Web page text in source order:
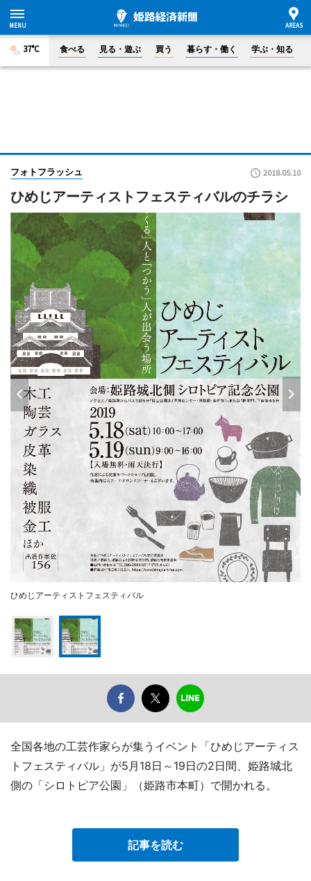
37°C 食べる 見る・遊ぶ 買う 暮らす・働く 学ぶ・知る
フォトフラッシュ 2018.05.10
ひめじアーティストフェスティバルのチラシ
ひめじアーティストフェスティバル
全国各地の工芸作家らが集うイベント「ひめじアーティス
トフェスティバル」が5月18日～19日の2日間、姫路城北
側の「シロトピア公園」（姫路市本町）で開かれる。
記事を読む